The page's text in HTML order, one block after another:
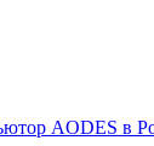
AODES в